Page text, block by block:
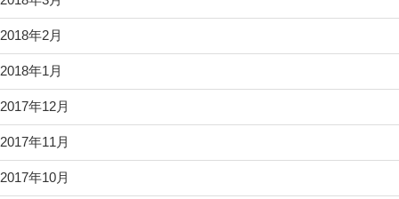
2018年2月
2018年1月
2017年12月
2017年11月
2017年10月